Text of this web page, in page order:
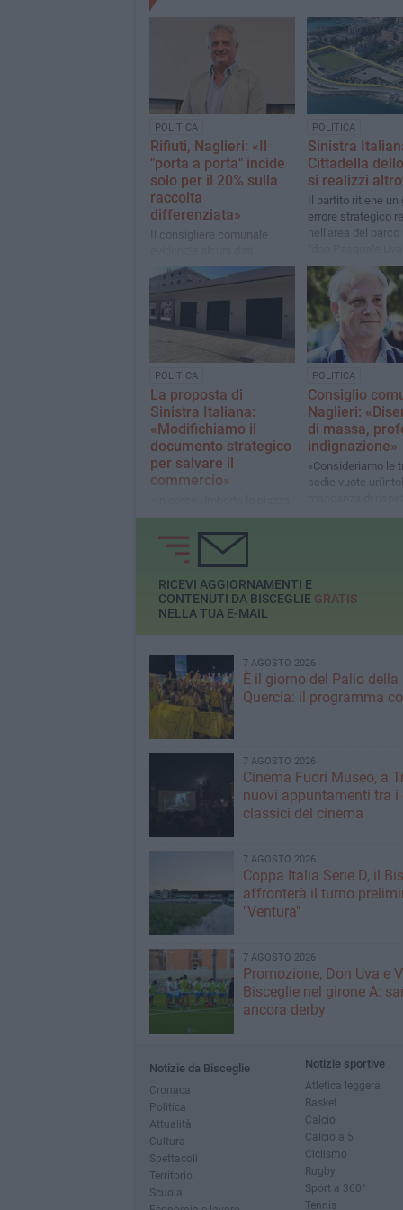
POLITICA
Rifiuti, Naglieri: «Il
"porta a porta" incide
solo per il 20% sulla
raccolta
differenziata»
Il consigliere comunale
interessanti sul tema e
annuncia la presentazione
di una richiesta di accesso
agli atti
POLITICA
Sinistra
Cittadella
si realizzi
Il partito ritiene un
errore strategico
nell'area del parco
POLITICA
La proposta di
Sinistra Italiana:
«Modifichiamo il
documento strategico
per salvare il
commercio»
delle erbe e dei fiori, in via
San Martino la cittadella del
pesce. Affitti calmierati e
incentivi per giovani e
donne»
POLITICA
Consiglio
Naglieri:
di massa,
indignazione»
«Consideriamo le
sedie vuote
mancanza di
la memoria di
RICEVI AGGIORNAMENTI E
CONTENUTI DA BISCEGLIE GRATIS
NELLA TUA E-MAIL
7 AGOSTO 2026
È il giorno del Palio della
Quercia: il programma
7 AGOSTO 2026
Cinema Fuori Museo, a
nuovi appuntamenti tra i
classici del cinema
7 AGOSTO 2026
Coppa Italia Serie D, il
affronterà il turno
"Ventura"
7 AGOSTO 2026
Promozione, Don Uva e
Bisceglie nel girone A:
ancora derby
Notizie da Bisceglie
Cronaca
Politica
Attualità
Cultura
Spettacoli
Territorio
Scuola
Notizie sportive
Atletica leggera
Basket
Calcio
Calcio a 5
Ciclismo
Rugby
Sport a 360°
Tennis